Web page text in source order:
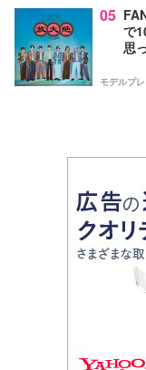
05
で
思
モデルプ